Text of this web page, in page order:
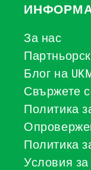
За нас
Блог на
Свържете
Политика
Политика
Условия за